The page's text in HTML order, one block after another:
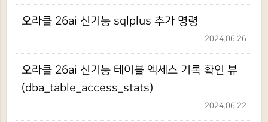
오라클 26ai 신기능 sqlplus 추가 명령
2024.06.26
오라클 26ai 신기능 테이블 엑세스 기록 확인 뷰
(dba_table_access_stats)
2024.06.22